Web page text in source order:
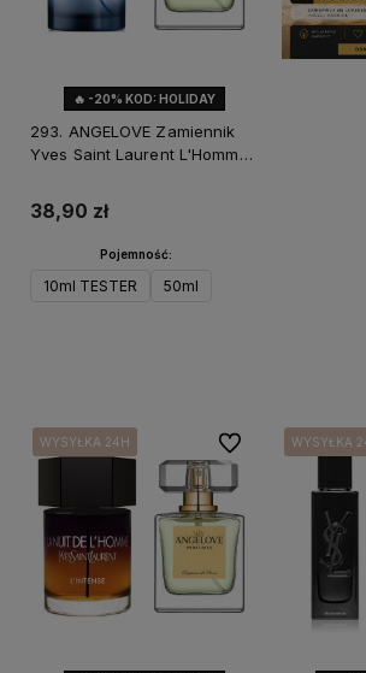
🔥 -20% KOD: HOLIDAY
293. ANGELOVE Zamiennik
Yves Saint Laurent L'Homme
38,90 zł
Pojemność:
10ml TESTER 50ml
WYSYŁKA 24H
WYSYŁKA 24H
WYSYŁKA 24H Do ulubionychWYSYŁKA
WYSYŁKA